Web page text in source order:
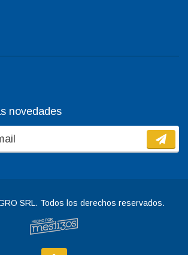
novedades
SRL. Todos los derechos reservados.